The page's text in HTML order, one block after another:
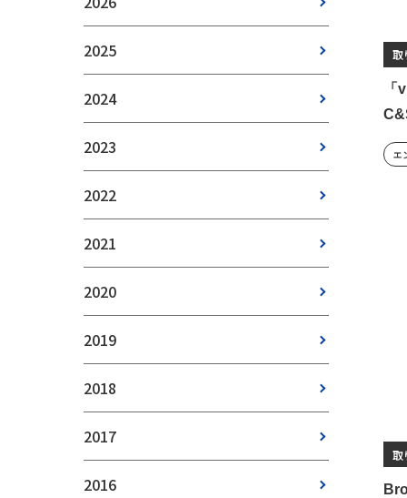
取
エ
取
2025
2024
2023
2022
2021
2020
2019
2018
2017
2016